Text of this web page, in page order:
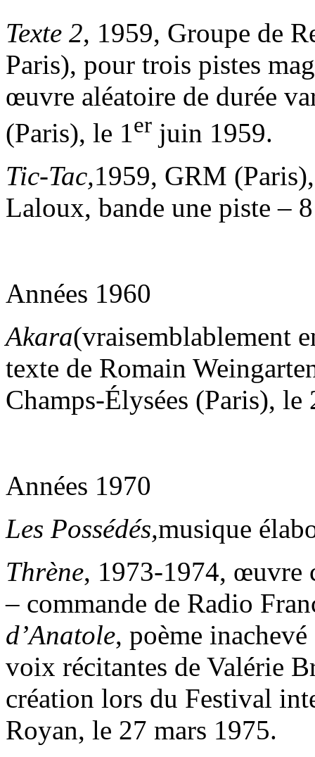
Texte 2, 1959, Groupe de
Paris), pour trois pistes
œuvre aléatoire de durée
(Paris), le 1er juin 1959.
Tic-Tac,1959, GRM
Laloux, bande une piste –
Années 1960
Akara(vraisemblablement
texte de Romain
Champs-Élysées (Paris),
Années 1970
Les Possédés,musique
Thrène, 1973-1974, œuvre
– commande de Radio
d’Anatole, poème
voix récitantes de Valérie
création lors du Festival
Royan, le 27 mars 1975.